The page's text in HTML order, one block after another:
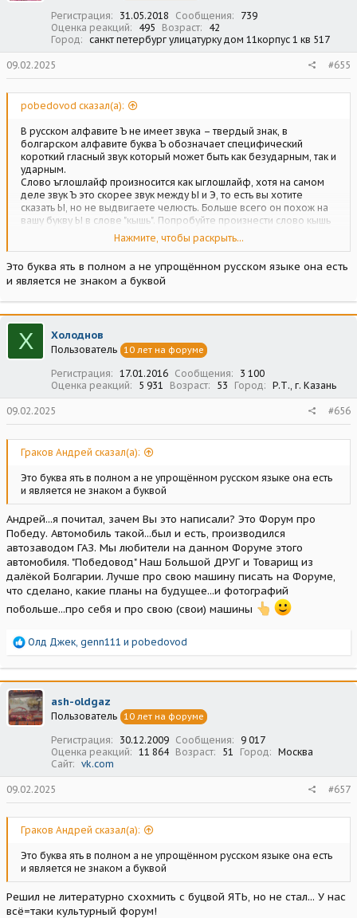
Регистрация 31.05.2018 Сообщения
739
Оценка реакций
495 Возраст
42
Город
санкт петербург улицатурку дом 11корпус 1 кв 517
09.02.2025 #655
pobedovod сказал(а):
В русском алфавите Ъ не имеет звука – твердый знак, в
болгарском алфавите буква Ъ обозначает специфический
короткий гласный звук который может быть как безударным, так и
ударным.
Слово ъглошлайф произносится как ыглошлайф, хотя на самом
деле звук Ъ это скорее звук между Ы и Э, то есть вы хотите
сказать Ы, но не выдвигаете челюсть. Больше всего он похож на
вашу букву Ы в слове "кышь". Попробуйте произнести слово кышь
несколько раз, тогда вы почувствуете болгарское Ъ во всей его
Нажмите, чтобы раскрыть...
Это буква ять в полном а не упрощённом русском языке она есть
и является не знаком а буквой
Х Холоднов
Пользователь 10 лет на форуме
Регистрация 17.01.2016 Сообщения
3 100
Оценка реакций
5 931 Возраст 53 Город Р.Т., г. Казань
09.02.2025 #656
Граков Андрей сказал(а):
Это буква ять в полном а не упрощённом русском языке она есть
и является не знаком а буквой
Андрей...я почитал, зачем Вы это написали? Это Форум про
Победу. Автомобиль такой...был и есть, производился
автозаводом ГАЗ. Мы любители на данном Форуме этого
автомобиля. "Победовод" Наш Большой ДРУГ и Товарищ из
далёкой Болгарии. Лучше про свою машину писать на Форуме,
что сделано, какие планы на будущее...и фотографий
побольше...про себя и про свою (свои) машины
Р
а
к
ц
и
и
Олд Джек genn111 и pobedovod
ash-oldgaz
Пользователь 10 лет на форуме
Регистрация 30.12.2009 Сообщения
9 017
Оценка реакций
11 864 Возраст 51 Город
Москва
Сайт
vk.com
09.02.2025 #657
Граков Андрей сказал(а):
Это буква ять в полном а не упрощённом русском языке она есть
и является не знаком а буквой
Решил не литературно схохмить с буцвой ЯТЬ, но не стал... У нас
всё=таки культурный форум!